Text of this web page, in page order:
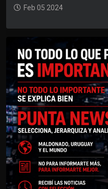
Feb 05 2024